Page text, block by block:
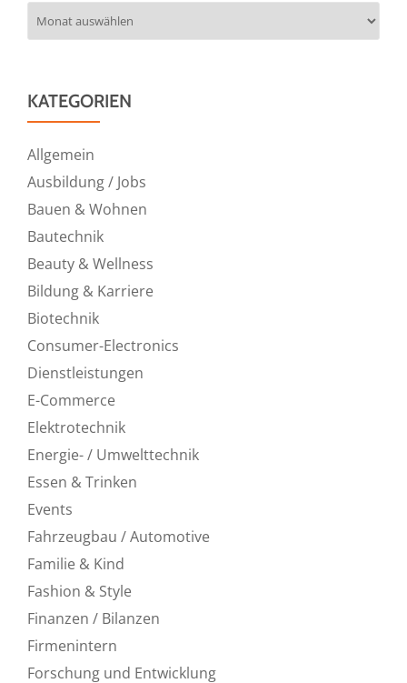
KATEGORIEN
Allgemein
Ausbildung / Jobs
Bauen & Wohnen
Bautechnik
Beauty & Wellness
Bildung & Karriere
Biotechnik
Consumer-Electronics
Dienstleistungen
E-Commerce
Elektrotechnik
Energie- / Umwelttechnik
Essen & Trinken
Events
Fahrzeugbau / Automotive
Familie & Kind
Fashion & Style
Finanzen / Bilanzen
Firmenintern
Forschung und Entwicklung